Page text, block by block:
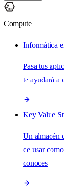
Compute
Informática
Pasa tus
te ayudará a
Key Value
Un almacén
de usar
conoces